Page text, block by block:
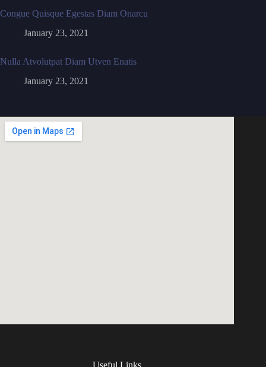
Congue Quisque Egestas Diam Onarcu
January 23, 2021
Nulla Atvolutpat Diam Utven Enatis
January 23, 2021
Useful Links